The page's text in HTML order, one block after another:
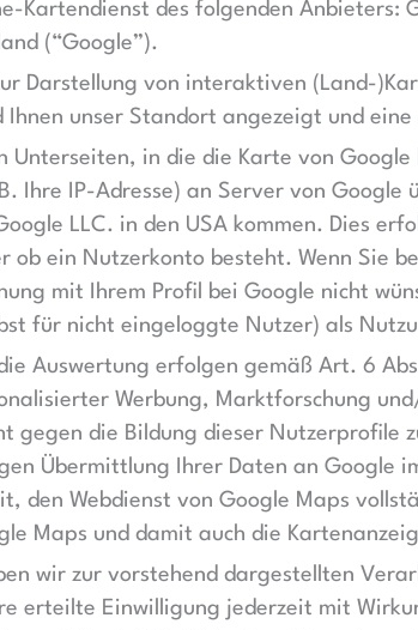
Kartendienst des folgenden Anbieters:
(“Google”).
Darstellung von interaktiven (Land-
Ihnen unser Standort angezeigt und
Unterseiten, in die die Karte von
Ihre IP-Adresse) an Server von
LLC. in den USA kommen. Dies
ob ein Nutzerkonto besteht. Wenn Sie
mit Ihrem Profil bei Google nicht
für nicht eingeloggte Nutzer) als
Auswertung erfolgen gemäß Art. 6
Werbung, Marktforschung
gegen die Bildung dieser Nutzerprofile
Übermittlung Ihrer Daten an Google
den Webdienst von Google Maps
Maps und damit auch die
wir zur vorstehend dargestellten
erteilte Einwilligung jederzeit mit